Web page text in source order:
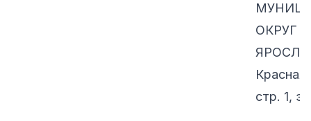
ОКРУГ
Красная
стр. 1,